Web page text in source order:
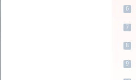
6
7
8
9